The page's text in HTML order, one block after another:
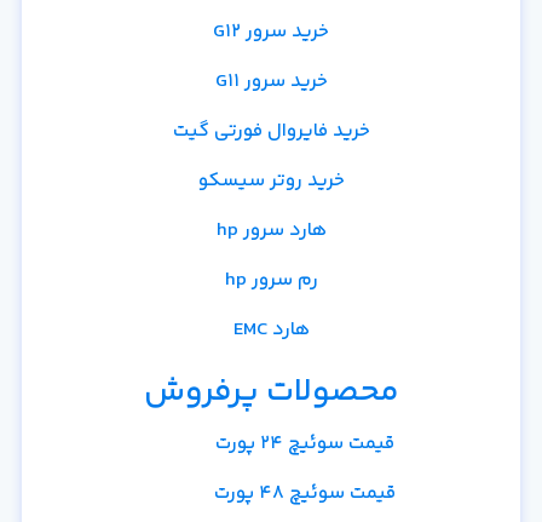
خرید سرور G12
خرید سرور G11
خرید فایروال فورتی گیت
خرید روتر سیسکو
هارد سرور hp
رم سرور hp
هارد EMC
محصولات پرفروش
قیمت سوئیچ 24 پورت
قیمت سوئیچ 48 پورت